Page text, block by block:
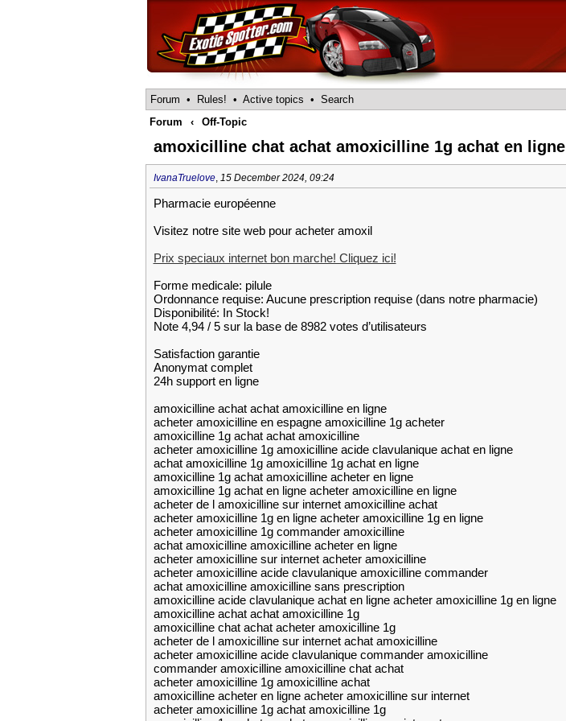
Forum • Rules! • Active topics • Search
Forum
‹ Off-Topic
amoxicilline chat achat amoxicilline 1g achat en ligne
IvanaTruelove, 15 December 2024, 09:24
Pharmacie européenne
Visitez notre site web pour acheter amoxil
Prix speciaux internet bon marche! Cliquez ici!
Forme medicale: pilule
Ordonnance requise: Aucune prescription requise (dans notre pharmacie)
Disponibilité: In Stock!
Note 4,94 / 5 sur la base de 8982 votes d’utilisateurs
Satisfaction garantie
Anonymat complet
24h support en ligne
amoxicilline achat achat amoxicilline en ligne
acheter amoxicilline en espagne amoxicilline 1g acheter
amoxicilline 1g achat achat amoxicilline
acheter amoxicilline 1g amoxicilline acide clavulanique achat en ligne
achat amoxicilline 1g amoxicilline 1g achat en ligne
amoxicilline 1g achat amoxicilline acheter en ligne
amoxicilline 1g achat en ligne acheter amoxicilline en ligne
acheter de l amoxicilline sur internet amoxicilline achat
acheter amoxicilline 1g en ligne acheter amoxicilline 1g en ligne
acheter amoxicilline 1g commander amoxicilline
achat amoxicilline amoxicilline acheter en ligne
acheter amoxicilline sur internet acheter amoxicilline
acheter amoxicilline acide clavulanique amoxicilline commander
achat amoxicilline amoxicilline sans prescription
amoxicilline acide clavulanique achat en ligne acheter amoxicilline 1g en ligne
amoxicilline achat achat amoxicilline 1g
amoxicilline chat achat acheter amoxicilline 1g
acheter de l amoxicilline sur internet achat amoxicilline
acheter amoxicilline acide clavulanique commander amoxicilline
commander amoxicilline amoxicilline chat achat
acheter amoxicilline 1g amoxicilline achat
amoxicilline acheter en ligne acheter amoxicilline sur internet
acheter amoxicilline 1g achat amoxicilline 1g